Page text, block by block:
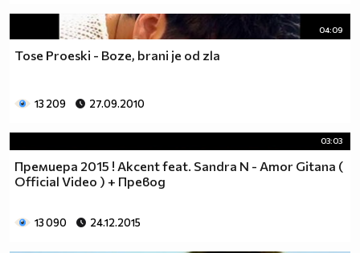
04:09
Tose Proeski - Boze, brani je od zla
13 209 27.09.2010
03:03
Премиера 2015 ! Akcent feat. Sandra N - Amor Gitana (
Official Video ) + Превод
13 090 24.12.2015